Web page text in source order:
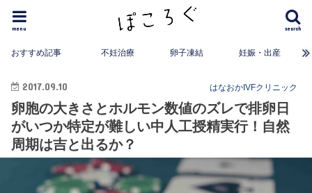
search
menu
おすすめ記事 不妊治療 卵子凍結 妊娠・出産
はなおかIVFクリニック
2017.09.10
卵胞の大きさとホルモン数値のズレで排卵日
がいつか特定が難しい中人工授精実行！自然
周期は吉と出るか？